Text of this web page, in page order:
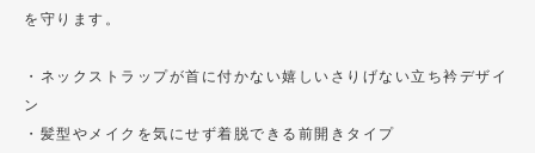
を守ります。
・ネックストラップが首に付かない嬉しいさりげない立ち衿デザイ
ン
・髪型やメイクを気にせず着脱できる前開きタイプ